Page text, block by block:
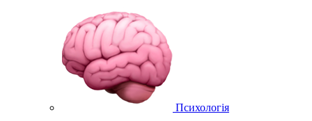
Психологія